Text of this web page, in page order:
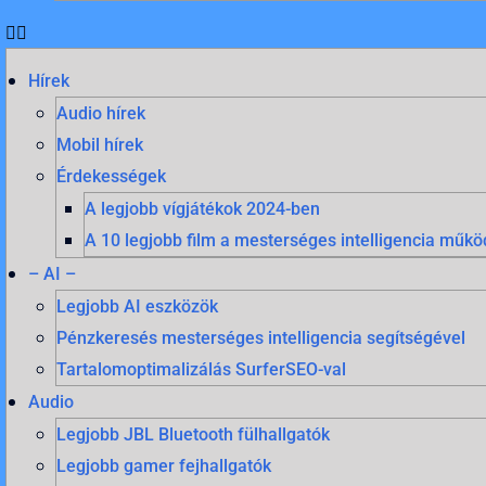
Hírek
Audio hírek
Mobil hírek
Érdekességek
A legjobb vígjátékok 2024-ben
A 10 legjobb film a mesterséges intelligencia
– AI –
Legjobb AI eszközök
Pénzkeresés mesterséges intelligencia segítségével
Tartalomoptimalizálás SurferSEO-val
Audio
Legjobb JBL Bluetooth fülhallgatók
Legjobb gamer fejhallgatók